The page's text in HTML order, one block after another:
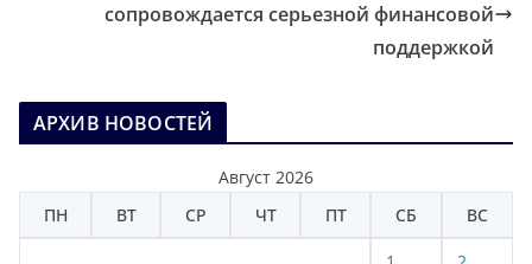
сопровождается серьезной финансовой
поддержкой
АРХИВ НОВОСТЕЙ
Август 2026
ПН
ВТ СР ЧТ ПТ СБ ВС